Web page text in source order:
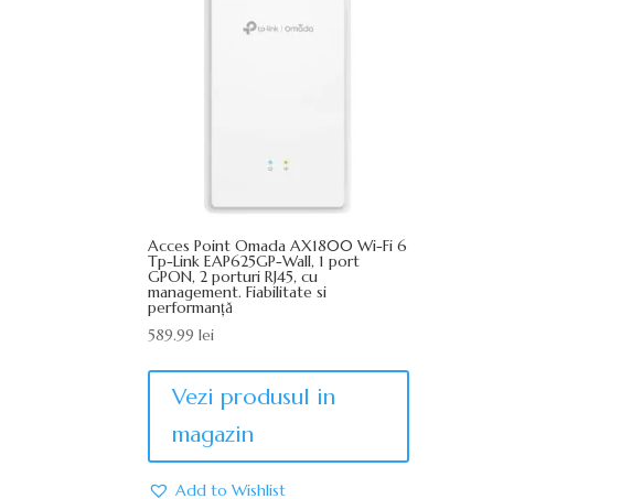
Acces Point Omada AX1800 Wi-Fi 6
Tp-Link EAP625GP-Wall, 1 port
GPON, 2 porturi RJ45, cu
management. Fiabilitate si
performanță
589.99lei
Vezi produsul in
magazin
Add to Wishlist